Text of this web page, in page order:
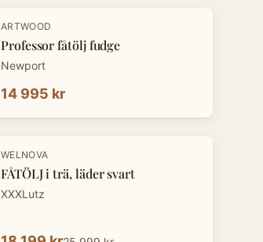
ARTWOOD
Professor fåtölj fudge
Newport
14 995 kr
-30 %
WELNOVA
FÅTÖLJ i trä, läder svart
XXXLutz